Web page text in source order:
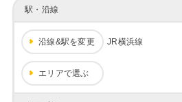
駅・沿線
沿線&駅を変更 JR横浜線
エリアで選ぶ